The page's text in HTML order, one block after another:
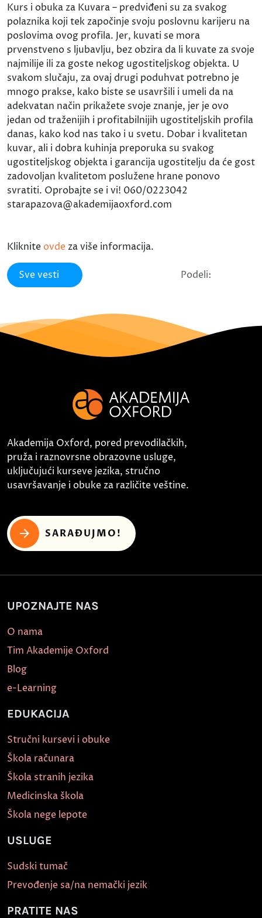
Kurs i obuka za Kuvara – predviđeni su za svakog
polaznika koji tek započinje svoju poslovnu karijeru na
poslovima ovog profila. Jer, kuvati se mora
prvenstveno s ljubavlju, bez obzira da li kuvate za svoje
najmilije ili za goste nekog ugostiteljskog objekta. U
svakom slučaju, za ovaj drugi poduhvat potrebno je
mnogo prakse, kako biste se usavršili i umeli da na
adekvatan način prikažete svoje znanje, jer je ovo
jedan od traženijih i profitabilnijih ugostiteljskih profila
danas, kako kod nas tako i u svetu. Dobar i kvalitetan
kuvar, ali i dobra kuhinja preporuka su svakog
ugostiteljskog objekta i garancija ugostitelju da će gost
zadovoljan kvalitetom poslužene hrane ponovo
svratiti. Oprobajte se i vi! 060/0223042
starapazova@akademijaoxford.com
Kliknite ovde za više informacija.
Sve vesti Podeli:
Akademija Oxford, pored prevodilačkih,
pruža i raznovrsne obrazovne usluge,
uključujući kurseve jezika, stručno
usavršavanje i obuke za različite veštine.
SARAĐUJMO!
UPOZNAJTE NAS
O nama
Tim Akademije Oxford
Blog
e-Learning
EDUKACIJA
Stručni kursevi i obuke
Škola računara
Škola stranih jezika
Medicinska škola
Škola nege lepote
USLUGE
Sudski tumač
Prevođenje sa/na nemački jezik
PRATITE NAS